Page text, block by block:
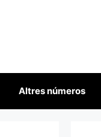
Altres números